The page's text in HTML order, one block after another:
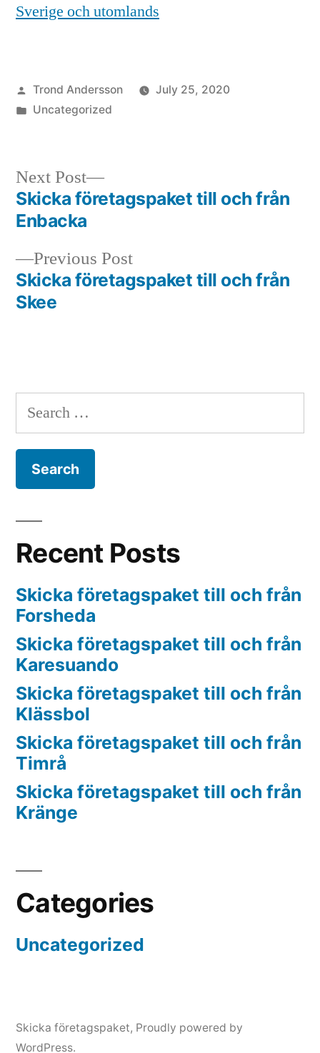
Sverige och utomlands
Posted
by
Trond Andersson
July 25, 2020
Posted
Uncategorized
Post
navigation
Previous PostPrevious
post:
Skicka företagspaket till och från
Skee
Next Post
Next
post:
Skicka företagspaket till och från
Enbacka
Search
for:
Recent Posts
Skicka företagspaket till och från
Forsheda
Skicka företagspaket till och från
Karesuando
Skicka företagspaket till och från
Klässbol
Skicka företagspaket till och från
Timrå
Skicka företagspaket till och från
Kränge
Categories
Uncategorized
Skicka företagspaket, Proudly powered by
WordPress.